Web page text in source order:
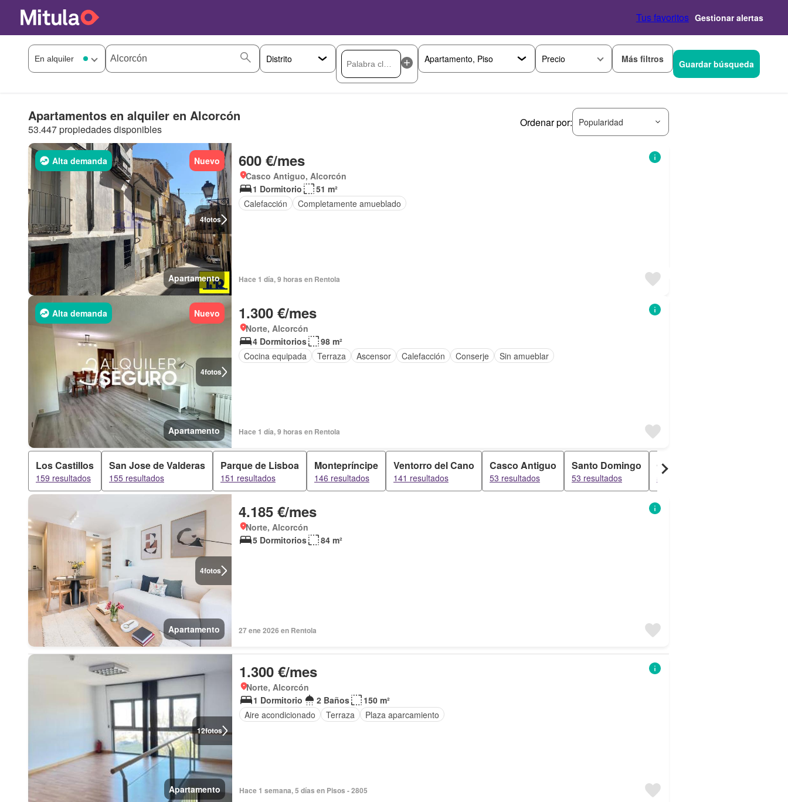
Tus favoritos Gestionar alertas
Precio Más filtros Guardar búsqueda
Apartamentos en alquiler en Alcorcón
53.447 propiedades disponibles
Ordenar por: Popularidad
4fotos
Alta demanda Nuevo
Apartamento
600 €/mes
Casco Antiguo, Alcorcón
1 Dormitorio
51 m²
Calefacción
Completamente amueblado
Hace 1 día, 9 horas en Rentola
4fotos
Alta demanda Nuevo
Apartamento
1.300 €/mes
Norte, Alcorcón
4 Dormitorios
98 m²
Cocina equipada
Terraza Ascensor Calefacción Conserje Sin amueblar
Hace 1 día, 9 horas en Rentola
Los Castillos
159 resultados
San Jose de Valderas
155 resultados
Parque de Lisboa
151 resultados
Montepríncipe
146 resultados
Ventorro del Cano
141 resultados
Casco Antiguo
53 resultados
Santo Domingo
53 resultados
Campodón
52 resultados
4fotos
Apartamento
4.185 €/mes
Norte, Alcorcón
5 Dormitorios
84 m²
27 ene 2026 en Rentola
12fotos
Apartamento
1.300 €/mes
Norte, Alcorcón
1 Dormitorio
2 Baños
150 m²
Aire acondicionado
Terraza Plaza aparcamiento
Hace 1 semana, 5 días en Pisos - 2805